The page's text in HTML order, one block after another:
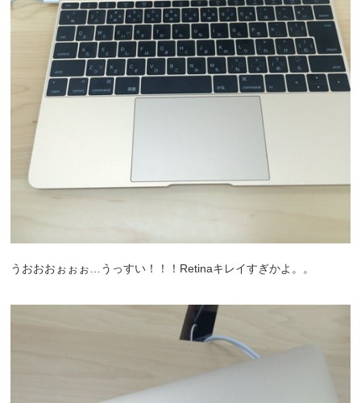
うおおおぉぉぉ…うっすい！！！Retinaキレイすぎかよ。。